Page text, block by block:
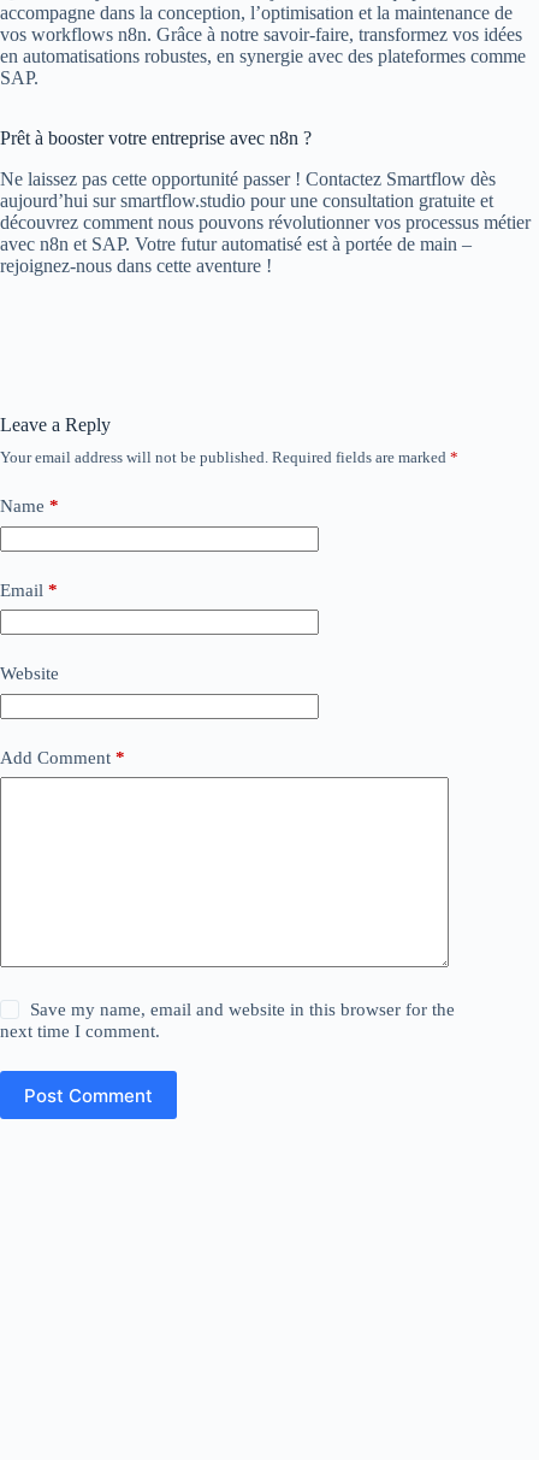
accompagne dans la conception, l’optimisation et la maintenance de
vos workflows n8n. Grâce à notre savoir-faire, transformez vos idées
en automatisations robustes, en synergie avec des plateformes comme
SAP.
Prêt à booster votre entreprise avec n8n ?
Ne laissez pas cette opportunité passer ! Contactez Smartflow dès
aujourd’hui sur smartflow.studio pour une consultation gratuite et
découvrez comment nous pouvons révolutionner vos processus métier
avec n8n et SAP. Votre futur automatisé est à portée de main –
rejoignez-nous dans cette aventure !
Leave a Reply
Your email address will not be published. Required fields are marked *
Name *
Email *
Website
Add Comment *
Save my name, email and website in this browser for the
next time I comment.
Post Comment